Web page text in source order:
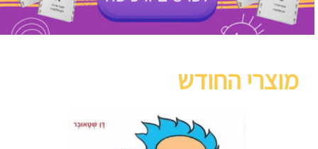
מוצרי החודש